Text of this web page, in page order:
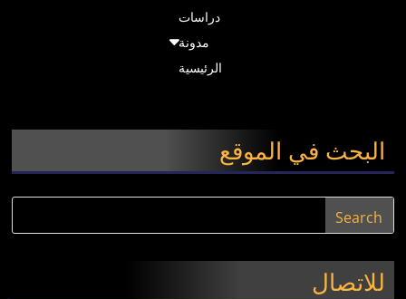
دراسات
مدونة
الرئيسية
البحث في الموقع
للاتصال